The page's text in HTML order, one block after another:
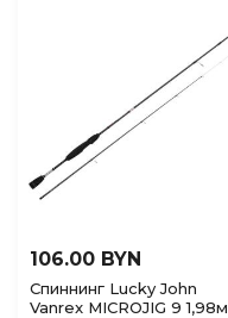
106.00 BYN
Спиннинг Lucky John
Vanrex MICROJIG 9 1,98м